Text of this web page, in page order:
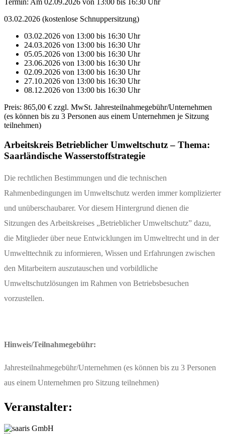
03.02.2026 (kostenlose Schnuppersitzung)
03.02.2026 von 13:00 bis 16:30 Uhr
24.03.2026 von 13:00 bis 16:30 Uhr
05.05.2026 von 13:00 bis 16:30 Uhr
23.06.2026 von 13:00 bis 16:30 Uhr
02.09.2026 von 13:00 bis 16:30 Uhr
27.10.2026 von 13:00 bis 16:30 Uhr
08.12.2026 von 13:00 bis 16:30 Uhr
Preis: 865,00 € zzgl. MwSt. Jahresteilnahmegebühr/Unternehmen
(es können bis zu 3 Personen aus einem Unternehmen je Sitzung
teilnehmen)
Arbeitskreis Betrieblicher Umweltschutz – Thema:
Saarländische Wasserstoffstrategie
Die rechtlichen Bestimmungen und die technischen
Rahmenbedingungen im Umweltschutz werden immer komplizierter
und unüberschaubarer. Vor diesem Hintergrund dienen die
Sitzungen des Arbeitskreises „Betrieblicher Umweltschutz” dazu,
die Mitglieder über neue Entwicklungen im Umweltrecht und in der
Umwelttechnik zu informieren, Wissen und Erfahrungen zwischen
den Mitarbeitern auszutauschen und vorbildliche
Umweltschutzlösungen im Rahmen von Betriebsbesuchen
vorzustellen.
Hinweis/Teilnahmegebühr:
Jahresteilnahmegebühr/Unternehmen (es können bis zu 3 Personen
aus einem Unternehmen pro Sitzung teilnehmen)
Veranstalter: